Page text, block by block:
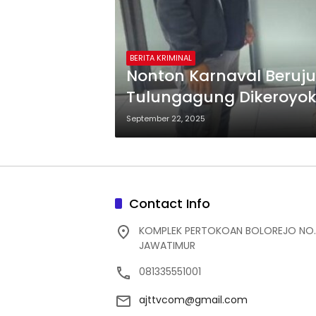
BERITA KRIMINAL
Nonton Karnaval
Tulungagung
September 22, 2025
Contact Info
KOMPLEK PERTOKOAN BOLOREJO
JAWATIMUR
081335551001
ajttvcom@gmail.com